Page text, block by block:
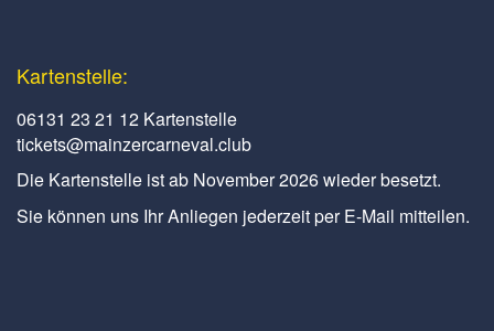
Kartenstelle:
06131 23 21 12 Kartenstelle
tickets@mainzercarneval.club
Die Kartenstelle ist ab November 2026 wieder besetzt.
Sie können uns Ihr Anliegen jederzeit per E-Mail mitteilen.